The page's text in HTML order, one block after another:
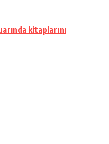
kitaplarını